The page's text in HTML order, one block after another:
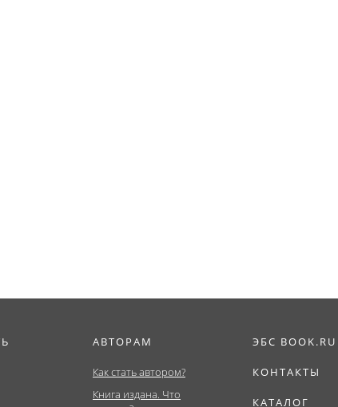
АВТОРАМ
Как стать автором?
Книга издана. Что
ЭБС BOOK.RU
КОНТАКТЫ
КАТАЛОГ